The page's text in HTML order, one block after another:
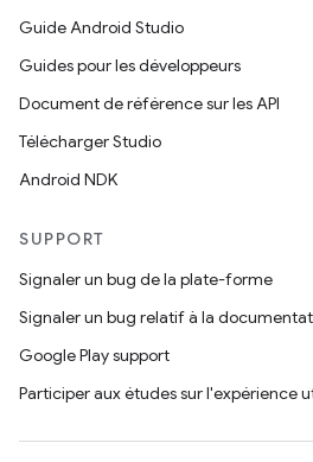
Guide Android Studio
Guides pour les développeurs
Document de référence sur les API
Télécharger Studio
Android NDK
SUPPORT
Signaler un bug de la plate-forme
Signaler un bug relatif à la
Google Play support
Participer aux études sur l'expérience